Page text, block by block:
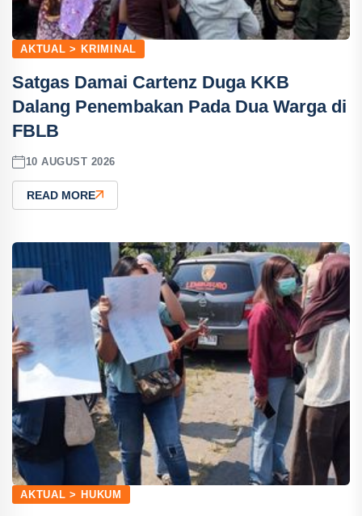
AKTUAL > KRIMINAL
Satgas Damai Cartenz Duga KKB
Dalang Penembakan Pada Dua Warga di
FBLB
10 AUGUST 2026
READ MORE
AKTUAL > HUKUM